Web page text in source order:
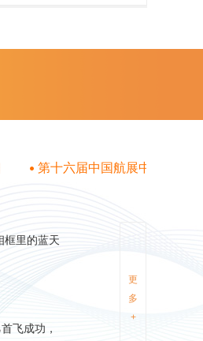
第十六届中国航展中国兵器文创
框里的蓝天
飞成功，
更
多
+